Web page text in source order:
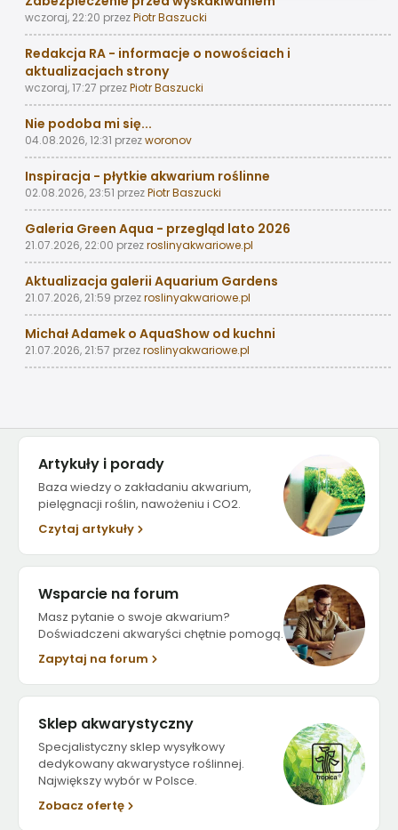
wczoraj, 22:20 przezPiotr Baszucki
Redakcja RA - informacje o nowościach i
aktualizacjach strony
wczoraj, 17:27 przezPiotr Baszucki
Nie podoba mi się...
04.08.2026, 12:31 przezworonov
Inspiracja - płytkie akwarium roślinne
02.08.2026, 23:51 przezPiotr Baszucki
Galeria Green Aqua - przegląd lato 2026
21.07.2026, 22:00 przezroslinyakwariowe.pl
Aktualizacja galerii Aquarium Gardens
21.07.2026, 21:59 przezroslinyakwariowe.pl
Michał Adamek o AquaShow od kuchni
21.07.2026, 21:57 przezroslinyakwariowe.pl
Artykuły i porady
Baza wiedzy o zakładaniu akwarium,
pielęgnacji roślin, nawożeniu i CO2.
Czytaj artykuły
Wsparcie na forum
Masz pytanie o swoje akwarium?
Doświadczeni akwaryści chętnie pomogą.
Zapytaj na forum
Sklep akwarystyczny
Specjalistyczny sklep wysyłkowy
dedykowany akwarystyce roślinnej.
Największy wybór w Polsce.
Zobacz ofertę